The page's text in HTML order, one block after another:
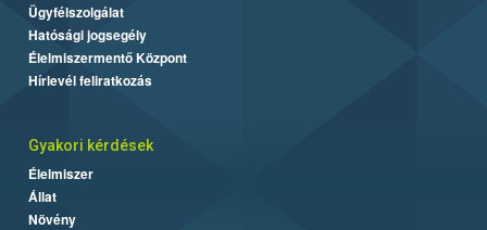
Ügyfélszolgálat
Hatósági jogsegély
Élelmiszermentő Központ
Hírlevél feliratkozás
Gyakori kérdések
Élelmiszer
Állat
Növény